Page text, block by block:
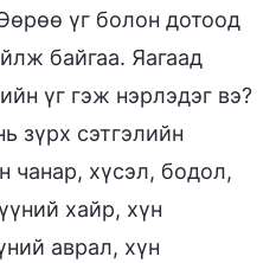
үг болон дотоод
байгаа. Яагаад
үг гэж нэрлэдэг вэ?
зүрх сэтгэлийн
чанар, хүсэл, бодол,
хайр, хүн
аврал, хүн